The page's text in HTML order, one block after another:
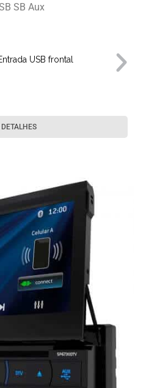
SB Aux
USB frontal